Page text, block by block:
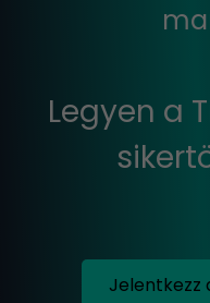
Legyen a
Jelentkezz